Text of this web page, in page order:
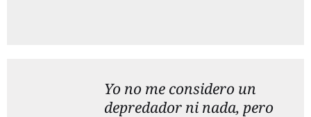
Yo no me considero un
depredador ni nada, pero